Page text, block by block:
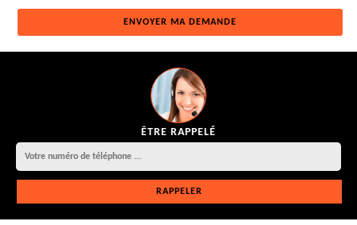
ÊTRE RAPPELÉ